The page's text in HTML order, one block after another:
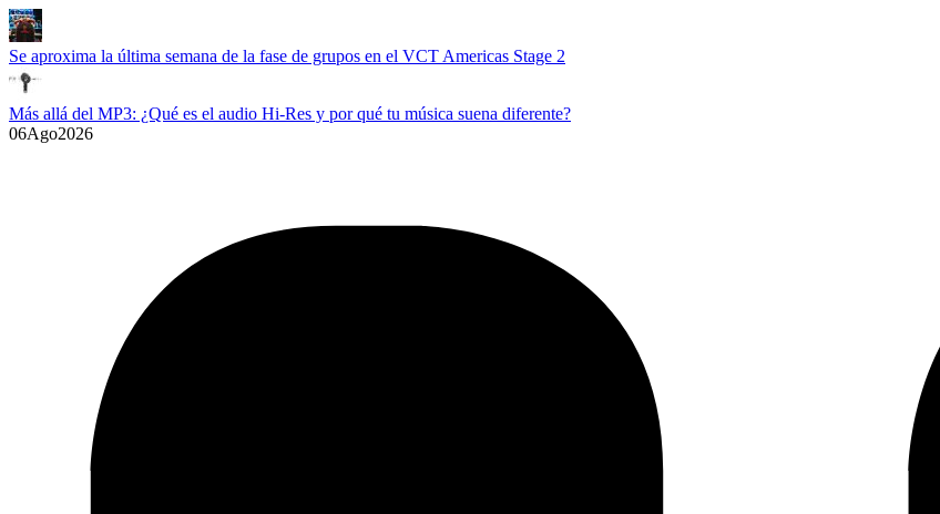
Se aproxima la última semana de la fase de grupos en el VCT Americas Stage 2
Más allá del MP3: ¿Qué es el audio Hi-Res y por qué tu música suena diferente?
06Ago2026